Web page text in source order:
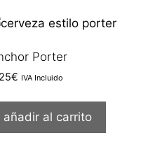
Porter
€ IVA Incluido
añadir al carrito